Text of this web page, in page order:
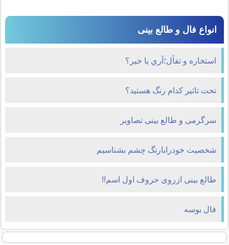
انواع فال و طالع بینی
استخاره و تفأل؛آري يا خير؟
تحت تاثير كدام رنگ هستيد؟
سرگرمی و طالع بینی تصاویر
شخصیت خودرابارنگ چشم بشناسیم
طالع بینی ازروی حروف اول اسم!!
فال بوسه